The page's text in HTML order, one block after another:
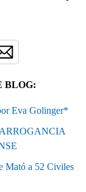
BLOG:
Eva Golinger*
Mató a 52 Civiles